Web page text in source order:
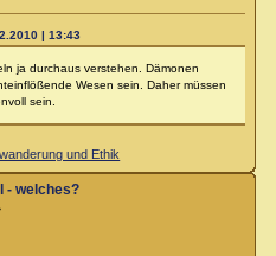
| 13:43
ja durchaus verstehen. Dämonen
Wesen sein. Daher müssen
sein.
und Ethik
- welches?